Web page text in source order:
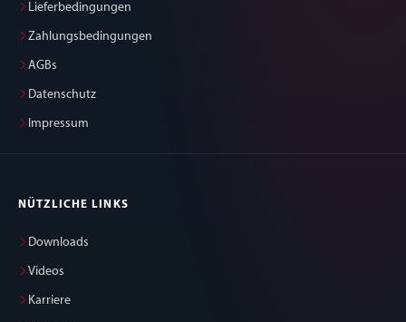
Lieferbedingungen
Zahlungsbedingungen
AGBs
Datenschutz
Impressum
NÜTZLICHE LINKS
Downloads
Videos
Karriere